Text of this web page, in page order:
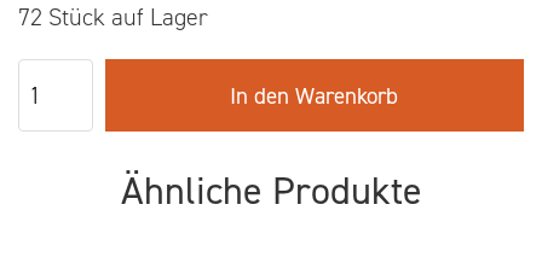
72 Stück auf Lager
In den Warenkorb
Ähnliche Produkte